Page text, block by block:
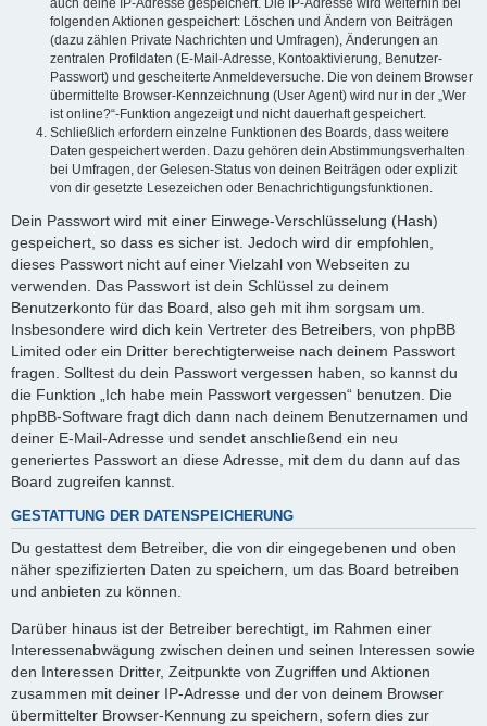
auch deine IP-Adresse gespeichert. Die IP-Adresse wird weiterhin bei
folgenden Aktionen gespeichert: Löschen und Ändern von Beiträgen
(dazu zählen Private Nachrichten und Umfragen), Änderungen an
zentralen Profildaten (E-Mail-Adresse, Kontoaktivierung, Benutzer-
Passwort) und gescheiterte Anmeldeversuche. Die von deinem Browser
übermittelte Browser-Kennzeichnung (User Agent) wird nur in der „Wer
ist online?“-Funktion angezeigt und nicht dauerhaft gespeichert.
Schließlich erfordern einzelne Funktionen des Boards, dass weitere
Daten gespeichert werden. Dazu gehören dein Abstimmungsverhalten
bei Umfragen, der Gelesen-Status von deinen Beiträgen oder explizit
von dir gesetzte Lesezeichen oder Benachrichtigungsfunktionen.
Dein Passwort wird mit einer Einwege-Verschlüsselung (Hash)
gespeichert, so dass es sicher ist. Jedoch wird dir empfohlen,
dieses Passwort nicht auf einer Vielzahl von Webseiten zu
verwenden. Das Passwort ist dein Schlüssel zu deinem
Benutzerkonto für das Board, also geh mit ihm sorgsam um.
Insbesondere wird dich kein Vertreter des Betreibers, von phpBB
Limited oder ein Dritter berechtigterweise nach deinem Passwort
fragen. Solltest du dein Passwort vergessen haben, so kannst du
die Funktion „Ich habe mein Passwort vergessen“ benutzen. Die
phpBB-Software fragt dich dann nach deinem Benutzernamen und
deiner E-Mail-Adresse und sendet anschließend ein neu
generiertes Passwort an diese Adresse, mit dem du dann auf das
Board zugreifen kannst.
GESTATTUNG DER DATENSPEICHERUNG
Du gestattest dem Betreiber, die von dir eingegebenen und oben
näher spezifizierten Daten zu speichern, um das Board betreiben
und anbieten zu können.
Darüber hinaus ist der Betreiber berechtigt, im Rahmen einer
Interessenabwägung zwischen deinen und seinen Interessen sowie
den Interessen Dritter, Zeitpunkte von Zugriffen und Aktionen
zusammen mit deiner IP-Adresse und der von deinem Browser
übermittelter Browser-Kennung zu speichern, sofern dies zur